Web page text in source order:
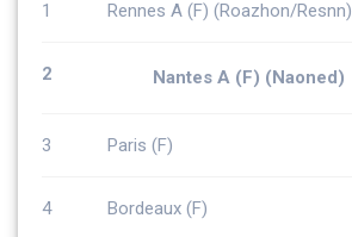
1 Rennes A (F) (Roazhon/Resnn)
2 Nantes A (F) (Naoned)
3 Paris (F)
4 Bordeaux (F)